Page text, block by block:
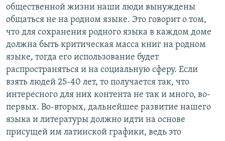
общественной жизни наши люди вынуждены
общаться не на родном языке. Это говорит о том,
что для сохранения родного языка в каждом доме
должна быть критическая масса книг на родном
языке, тогда его использование будет
распространяться и на социальную сферу. Если
взять людей 25-40 лет, то получается так, что
интересного для них контента не так и много, во-
первых. Во-вторых, дальнейшее развитие нашего
языка и литературы должно идти на основе
присущей им латинской графики, ведь это